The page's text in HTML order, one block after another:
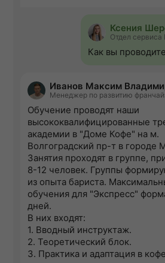
Ксения
Отдел сервиса
Как вы
Иванов Максим
Менеджер по развитию
Обучение проводят наши
высококвалифицированные
академии в "Доме Кофе" на м.
Волгоградский пр-т в городе
Занятия проходят в группе,
8-12 человек. Группы
из опыта бариста.
обучения для "Экспресс"
дней.
В них входят:
1. Вводный инструктаж.
2. Теоретический блок.
3. Практика и адаптация в